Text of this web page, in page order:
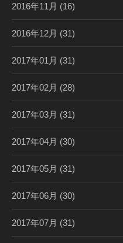
2016年11月 (16)
2016年12月 (31)
2017年01月 (31)
2017年02月 (28)
2017年03月 (31)
2017年04月 (30)
2017年05月 (31)
2017年06月 (30)
2017年07月 (31)